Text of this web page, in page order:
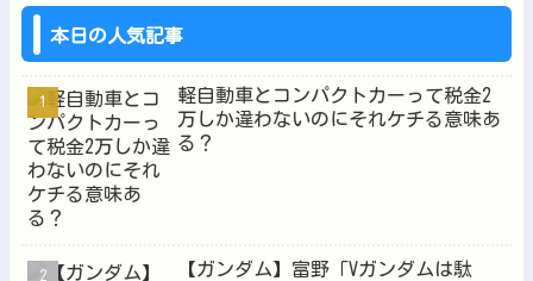
本日の人気記事
軽自動車とコンパクトカーって税金2
万しか違わないのにそれケチる意味あ
る？
【ガンダム】富野「Vガンダムは駄